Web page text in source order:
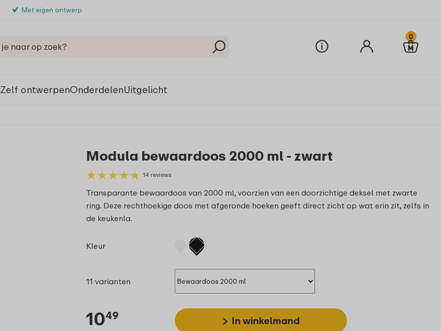
Met eigen ontwerp
0
Zelf ontwerpenOnderdelenUitgelicht
Modula bewaardoos 2000 ml - zwart
★★★★★
★★★★★ 14 reviews
Transparante bewaardoos van 2000 ml, voorzien van een doorzichtige deksel met zwarte
ring. Deze rechthoekige doos met afgeronde hoeken geeft direct zicht op wat erin zit, zelfs in
de keukenla.
Kleur
11 varianten
1049 In winkelmand